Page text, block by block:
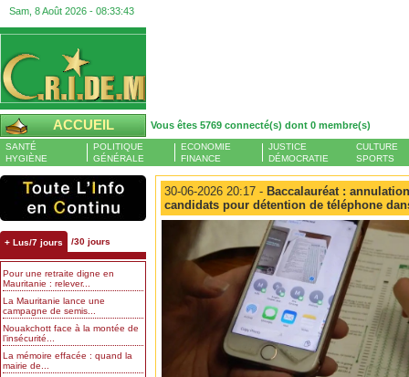
Sam, 8 Août 2026 - 08:33:43
ACCUEIL Vous êtes 5769 connecté(s) dont 0 membre(s)
SANTÉ
HYGIÈNE
POLITIQUE
GÉNÉRALE
ECONOMIE
FINANCE
JUSTICE
DÉMOCRATIE
CULTURE
SPORTS
+ Lus/7 jours /30 jours
Pour une retraite digne en
Mauritanie : relever...
La Mauritanie lance une
campagne de semis...
Nouakchott face à la montée de
l’insécurité...
La mémoire effacée : quand la
mairie de...
30-06-2026 20:17 - Baccalauréat :
candidats pour détention de téléphone